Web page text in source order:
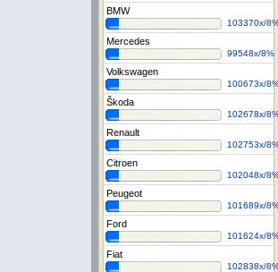
BMW
103370x/
Mercedes
99548x/8%
Volkswagen
100673x/
Škoda
102678x/
Renault
102753x/
Citroen
102048x/
Peugeot
101689x/
Ford
101624x/
Fiat
102838x/